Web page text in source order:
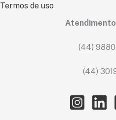
Termos de uso
(44)
(44)